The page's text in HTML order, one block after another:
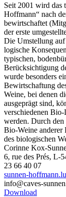
Seit 2001 wird das
Hoffmann“ nach
bewirtschaftet
der erste
Die Umstellung
logische
typischen,
Berücksichtigung
wurde besonders
Bewirtschaftung
Weine, bei denen
ausgeprägt sind,
verschiedenen
werden. Durch den
Bio-Weine anderer
des biologischen
Corinne Kox-
6, rue des Prés, L-
23 66 40 07
sunnen-hoffmann.lu
info@caves-
Download